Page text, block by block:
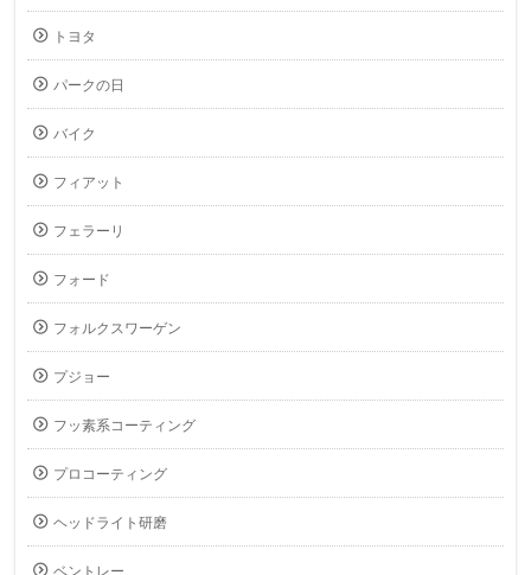
トヨタ
パークの日
バイク
フィアット
フェラーリ
フォード
フォルクスワーゲン
プジョー
フッ素系コーティング
プロコーティング
ヘッドライト研磨
ベントレー